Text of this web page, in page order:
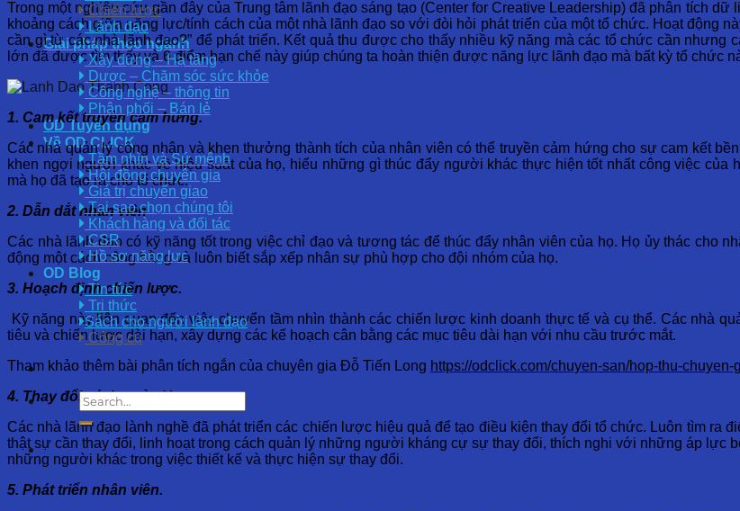
Chiến lược
Lãnh đạo
Giải pháp theo ngành
Xây dựng – Hạ tầng
Dược – Chăm sóc sức khỏe
Công nghệ – thông tin
Phân phối – Bán lẻ
OD Tuyển dụng
Về OD CLICK
Tầm nhìn và Sứ mệnh
Hội đồng chuyên gia
Giá trị chuyển giao
Tại sao chọn chúng tôi
Khách hàng và đối tác
CSR
Hồ sơ năng lực
OD Blog
Tin tức
Tri thức
Sách cho người lãnh đạo
Công cụ
Trong một nghiên cứu gần đây của Trung tâm lãnh đạo sáng tạo (Center for Creative Leadership) đã phân tích
khoảng cách giữa năng lực/tính cách của một nhà lãnh đạo so với đòi hỏi phát triển của một tổ chức. Hoạt động
cần gì từ các nhà lãnh đạo?” để phát triển. Kết quả thu được cho thấy nhiều kỹ năng mà các tổ chức cần nhưng
lớn đã được tìm thấy và 6 điểm hạn chế này giúp chúng ta hoàn thiện được năng lực lãnh đạo mà bất kỳ tổ chức
1. Cam kết truyền cảm hứng.
Các nhà quản lý công nhận và khen thưởng thành tích của nhân viên có thể truyền cảm hứng cho sự cam kết
khen ngợi người khác về hiệu suất của họ, hiểu những gì thúc đẩy người khác thực hiện tốt nhất công việc của
mà họ đã tạo ra cho tổ chức.
2. Dẫn dắt nhân viên
Các nhà lãnh đạo có kỹ năng tốt trong việc chỉ đạo và tương tác để thúc đẩy nhân viên của họ. Họ ủy thác cho
động một cách công bằng và luôn biết sắp xếp nhân sự phù hợp cho đội nhóm của họ.
3. Hoạch định chiến lược.
Kỹ năng này liên quan đến việc chuyển tầm nhìn thành các chiến lược kinh doanh thực tế và cụ thể. Các nhà
tiêu và chiến lược dài hạn, xây dựng các kế hoạch cân bằng các mục tiêu dài hạn với nhu cầu trước mắt.
Tham khảo thêm bài phân tích ngắn của chuyên gia Đỗ Tiến Long https://odclick.com/chuyen-san/hop-thu-
4. Thay đổi cách quản lý
Các nhà lãnh đạo lành nghề đã phát triển các chiến lược hiệu quả để tạo điều kiện thay đổi tổ chức. Luôn tìm ra
thật sự cần thay đổi, linh hoạt trong cách quản lý những người kháng cự sự thay đổi, thích nghi với những áp lực
những người khác trong việc thiết kế và thực hiện sự thay đổi.
5. Phát triển nhân viên.